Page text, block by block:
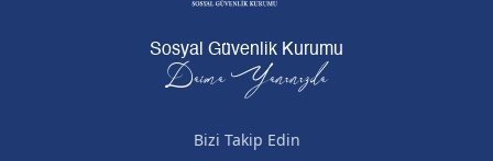
Sosyal Güvenlik Kurumu
Daima Yanınızda
Bizi Takip Edin